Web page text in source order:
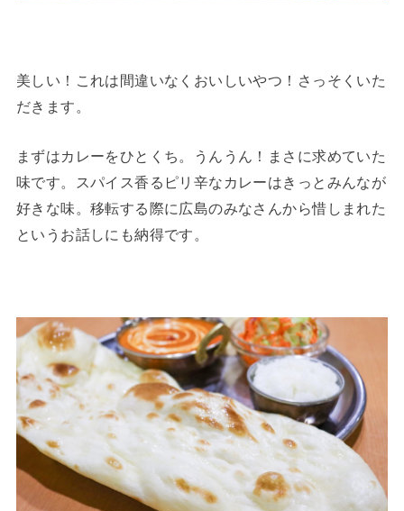
美しい！これは間違いなくおいしいやつ！さっそくいた
だきます。
まずはカレーをひとくち。うんうん！まさに求めていた
味です。スパイス香るピリ辛なカレーはきっとみんなが
好きな味。移転する際に広島のみなさんから惜しまれた
というお話しにも納得です。